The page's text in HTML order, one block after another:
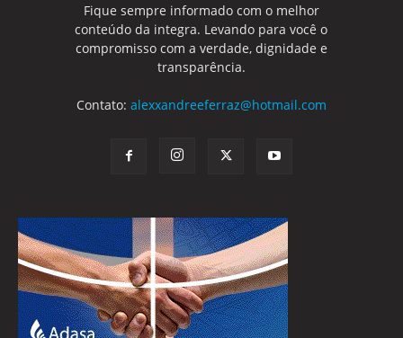
Fique sempre informado com o melhor
conteúdo da integra. Levando para você o
compromisso com a verdade, dignidade e
transparência.
Contato: alexxandreeferraz@hotmail.com